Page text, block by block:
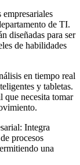
de TI.
diseñadas para ser
de habilidades
en tiempo real
y tabletas.
que necesita tomar
Integra
procesos
una